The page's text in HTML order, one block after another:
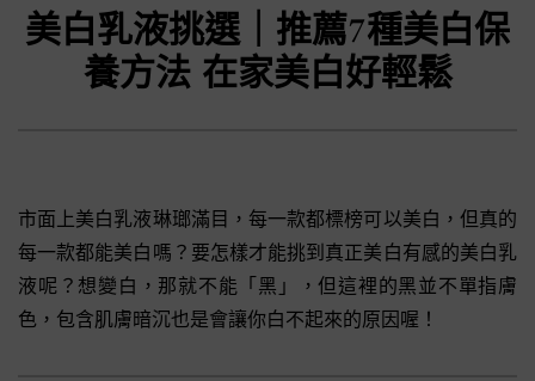
美白乳液挑選｜推薦7種美白保
養方法 在家美白好輕鬆
市面上美白乳液琳瑯滿目，每一款都標榜可以美白，但真的
每一款都能美白嗎？要怎樣才能挑到真正美白有感的美白乳
液呢？想變白，那就不能「黑」，但這裡的黑並不單指膚
色，包含肌膚暗沉也是會讓你白不起來的原因喔！